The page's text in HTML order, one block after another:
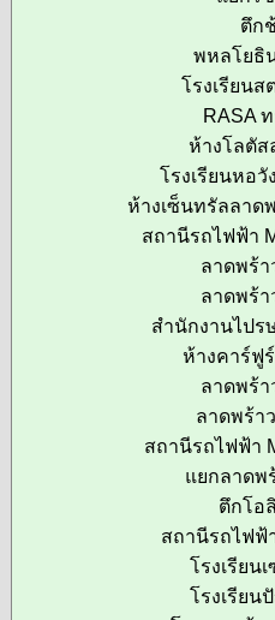
ตึก
พหลโยธิ
โรงเรียนส
RASA
ห้างโลตัส
โรงเรียนหอ
ห้างเซ็นทรัลลาด
สถานีรถไฟฟ้า
ลาดพร้า
ลาดพร้า
สำนักงานไป
ห้างคาร์ฟู
ลาดพร้า
ลาดพร้า
สถานีรถไฟฟ้า
แยกลาดพ
ตึกโอ
สถานีรถไฟฟ้
โรงเรียน
โรงเรียน